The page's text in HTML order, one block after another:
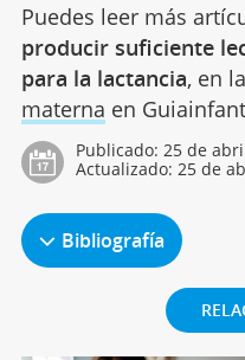
Puedes leer más
producir suficiente
para la lactancia, en
materna en
Publicado: 25 de
Actualizado: 25 de
Bibliografía